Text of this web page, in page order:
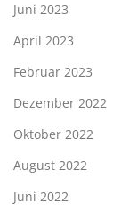
Juni 2023
April 2023
Februar 2023
Dezember 2022
Oktober 2022
August 2022
Juni 2022